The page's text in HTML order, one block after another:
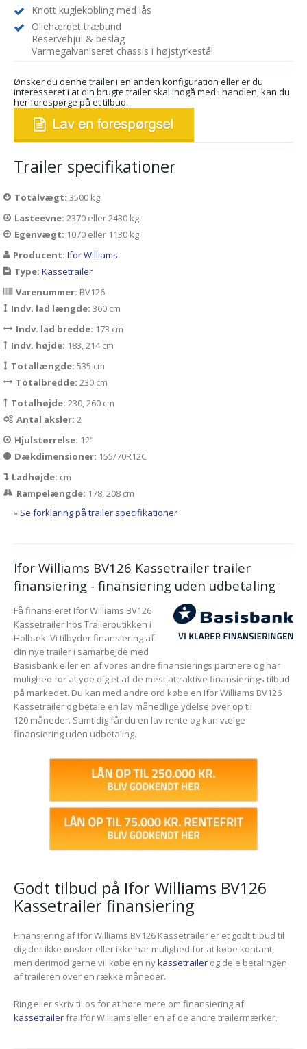
Knott kuglekobling med lås
Oliehærdet træbund
Reservehjul & beslag
Varmegalvaniseret chassis i højstyrkestål
Ønsker du denne trailer i en anden konfiguration eller er du
interesseret i at din brugte trailer skal indgå med i handlen, kan du
her forespørge på et tilbud.
Trailer specifikationer
Totalvægt: 3500 kg
Lasteevne: 2370 eller 2430 kg
Egenvægt: 1070 eller 1130 kg
Producent: Ifor Williams
Type: Kassetrailer
Varenummer: BV126
Indv. lad længde: 360 cm
Indv. lad bredde: 173 cm
Indv. højde: 183, 214 cm
Totallængde: 535 cm
Totalbredde: 230 cm
Totalhøjde: 230, 260 cm
Antal aksler: 2
Hjulstørrelse: 12"
Dækdimensioner: 155/70R12C
Ladhøjde: cm
Rampelængde: 178, 208 cm
» Se forklaring på trailer specifikationer
Ifor Williams BV126 Kassetrailer trailer
finansiering - finansiering uden udbetaling
Få finansieret Ifor Williams BV126
Kassetrailer hos Trailerbutikken i
Holbæk. Vi tilbyder finansiering af
din nye trailer i samarbejde med
Basisbank eller en af vores andre finansierings partnere og har
mulighed for at yde dig et af de mest attraktive finansierings tilbud
på markedet. Du kan med andre ord købe en Ifor Williams BV126
Kassetrailer og betale en lav månedlige ydelse over op til
120 måneder. Samtidig får du en lav rente og kan vælge
finansiering uden udbetaling.
Godt tilbud på Ifor Williams BV126
Kassetrailer finansiering
Finansiering af Ifor Williams BV126 Kassetrailer er et godt tilbud til
dig der ikke ønsker eller ikke har mulighed for at købe kontant,
men derimod gerne vil købe en nykassetrailer og dele betalingen
af traileren over en række måneder.
Ring eller skriv til os for at høre mere om finansiering af
kassetrailerfra Ifor Williams eller en af de andre trailermærker.